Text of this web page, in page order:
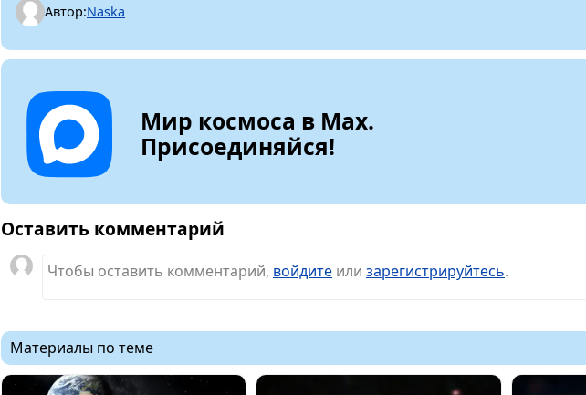
Автор:Naska
Мир космоса в Max.
Присоединяйся!
Оставить комментарий
Чтобы оставить комментарий, войдите или зарегистрируйтесь.
Материалы по теме